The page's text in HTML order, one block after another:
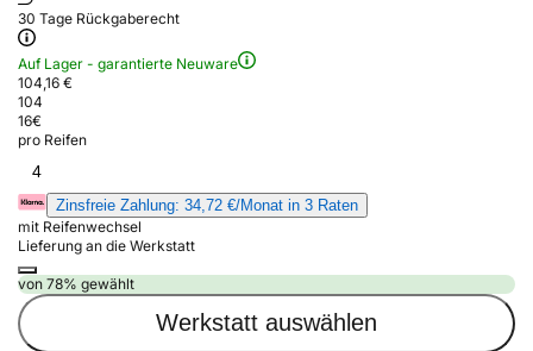
30 Tage Rückgaberecht
Auf Lager - garantierte Neuware
104,16 €
104
16€
pro Reifen
4
Zinsfreie Zahlung: 34,72 €/Monat in 3 Raten
mit Reifenwechsel
Lieferung an die Werkstatt
von 78% gewählt
Werkstatt auswählen